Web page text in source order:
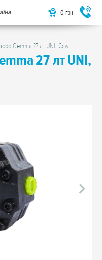
0 грн
Gemma 27 лт UNI, Ccw
27 лт UNI,